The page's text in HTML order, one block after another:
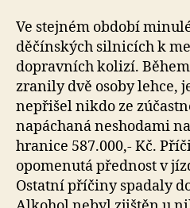
Ve stejném období
děčínských silnicích k
dopravních kolizí.
zranily dvě osoby lehce,
nepřišel nikdo ze
napáchaná neshodami
hranice 587.000,- Kč.
opomenutá přednost v
Ostatní příčiny spadaly